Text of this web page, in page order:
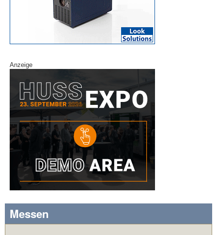
Anzeige
Messen